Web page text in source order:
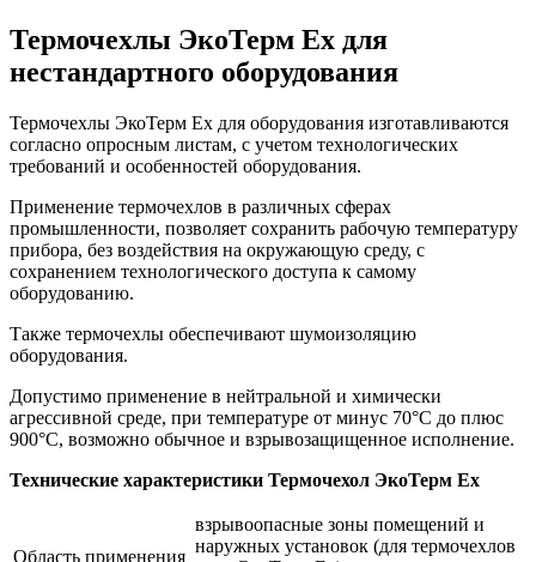
Термочехлы ЭкоТерм Ex для
нестандартного оборудования
Термочехлы ЭкоТерм Ex для оборудования изготавливаются
согласно опросным листам, с учетом технологических
требований и особенностей оборудования.
Применение термочехлов в различных сферах
промышленности, позволяет сохранить рабочую температуру
прибора, без воздействия на окружающую среду, с
сохранением технологического доступа к самому
оборудованию.
Также термочехлы обеспечивают шумоизоляцию
оборудования.
Допустимо применение в нейтральной и химически
агрессивной среде, при температуре от минус 70°С до плюс
900°С, возможно обычное и взрывозащищенное исполнение.
Технические характеристики Термочехол ЭкоТерм Ех
Область применения
взрывоопасные зоны помещений и
наружных установок (для термочехлов